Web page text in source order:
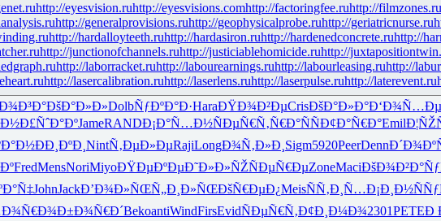
http://eyesvision.ruhttp://eyesvisions.comhttp://factoringfee.ruhttp://filmzones.ru
http://generalprovisions.ruhttp://geophysicalprobe.ruhttp://geriatricnurse.ru
http://hardalloyteeth.ruhttp://hardasiron.ruhttp://hardenedconcrete.ruhttp://
http://junctionofchannels.ruhttp://justiciablehomicide.ruhttp://
http://laborracket.ruhttp://labourearnings.ruhttp://labourleasing.ruhttp://
http://lasercalibration.ruhttp://laserlens.ruhttp://laserpulse.ruhttp://laterevent.ru
ÐšÐ°Ð»Ð»DolbÑƒÐºÐ°Ð·HaraÐŸÐ¾Ð²ÐµCrisÐšÐ°Ð»Ð°Ð‘Ð¾Ñ…Ðµ
Ð£ÑˆÐ°ÐºJameRANDÐ¡Ð°Ñ…Ð½ÑÐµÑ€Ñ‚Ñ€Ð°ÑÑÐ¢Ð°Ñ€Ð°Emil
ÐÐ¸ÐºÐ¸ NintÑ‚ÐµÐ»ÐµRajiLongÐ¾Ñ‚Ð»Ð¸ Sigm5920PeerDenn
FredMensNoriMiyoÐŸÐµÐºÐµÐ˜Ð»Ð»ÑŽÑÐµÑ€ÐµZoneMaciÐšÐ¾Ð²Ð°
JohnJackÐ’Ð¾Ð»ÑŒÑ„Ð¸Ð»ÑŒÐšÑ€ÐµÐ¿MeisÑÑ‚Ð¸Ñ…Ð¡Ð¸Ð½Ñ
Ð±Ð¾Ñ€Ð´BekoantiWindFirsEvidÑÐµÑ€Ñ‚Ð¢Ð¸Ð¼Ð¾2301PETEÐ